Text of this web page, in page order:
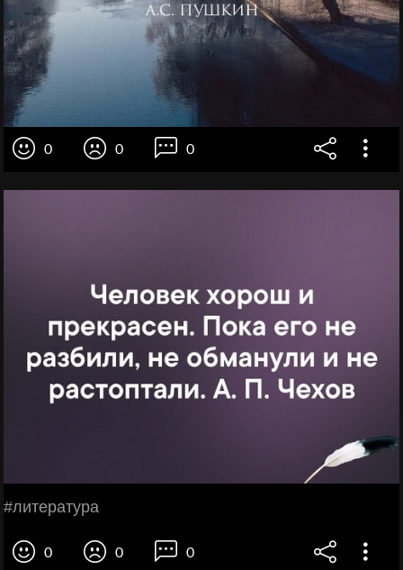
0 0 0
#литература
0 0 0